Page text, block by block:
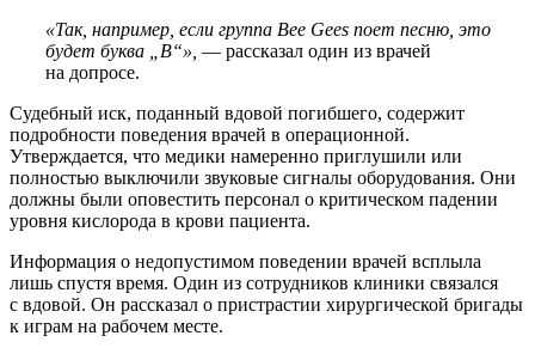
«Так, например, если группа Bee Gees поет песню, это
будет буква „B“», — рассказал один из врачей
на допросе.
Судебный иск, поданный вдовой погибшего, содержит
подробности поведения врачей в операционной.
Утверждается, что медики намеренно приглушили или
полностью выключили звуковые сигналы оборудования. Они
должны были оповестить персонал о критическом падении
уровня кислорода в крови пациента.
Информация о недопустимом поведении врачей всплыла
лишь спустя время. Один из сотрудников клиники связался
с вдовой. Он рассказал о пристрастии хирургической бригады
к играм на рабочем месте.